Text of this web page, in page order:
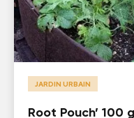
JARDIN URBAIN
Root Pouch’ 100